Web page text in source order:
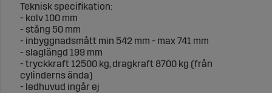
Teknisk specifikation:
- kolv 100 mm
- stång 50 mm
- inbyggnadsmått min 542 mm - max 741 mm
- slaglängd 199 mm
- tryckkraft 12500 kg, dragkraft 8700 kg (från
cylinderns ända)
- ledhuvud ingår ej